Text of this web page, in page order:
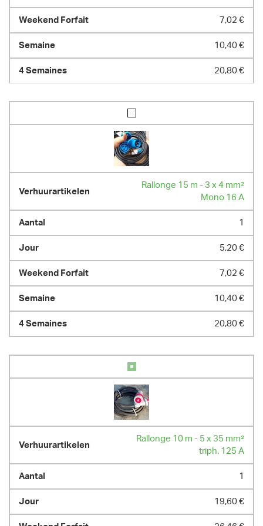
7,02 €
10,40 €
20,80 €
Rallonge 15 m - 3 x 4 mm²
Mono 16 A
1
5,20 €
7,02 €
10,40 €
20,80 €
Rallonge 10 m - 5 x 35 mm²
triph. 125 A
1
19,60 €